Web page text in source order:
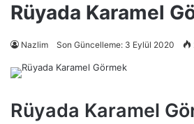
Rüyada Karamel
Nazlim Son Güncelleme: 3 Eylül 2020
Rüyada Karamel